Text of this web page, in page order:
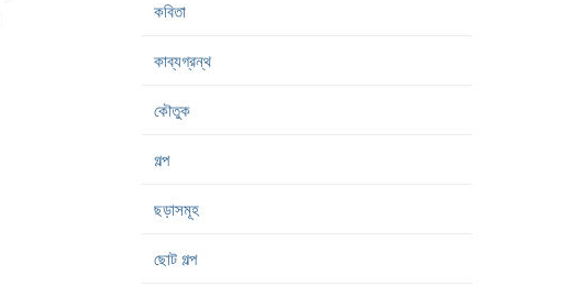
কবিতা
কাব্যগ্রন্থ
কৌতুক
গল্প
ছড়াসমূহ
ছোট গল্প